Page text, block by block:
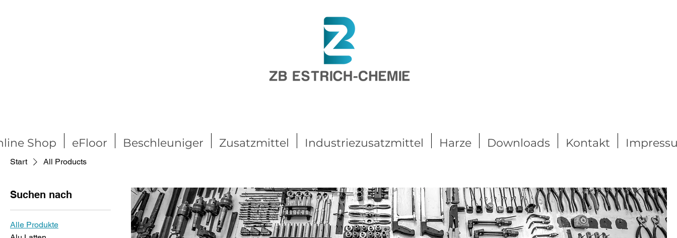
Shop eFloor Beschleuniger Zusatzmittel Industriezusatzmittel Harze Downloads Kontakt
Start All Products
Suchen nach
Alle Produkte